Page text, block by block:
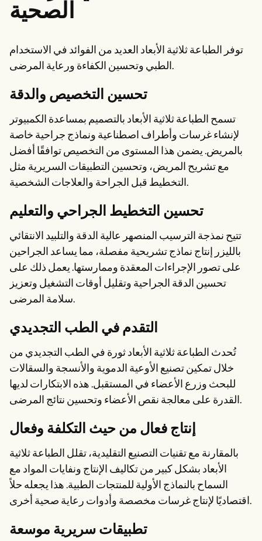
الصحية
توفر الطباعة ثلاثية الأبعاد العديد من الفوائد في الاستخدام
الطبي وتحسين الكفاءة ورعاية المرضى.
تحسين التخصيص والدقة
تسمح الطباعة ثلاثية الأبعاد بالتصميم بمساعدة الكمبيوتر
لإنشاء غرسات وأطراف اصطناعية ونماذج جراحية خاصة
بالمريض. يضمن هذا المستوى من التخصيص توافقًا أفضل
مع تشريح المريض، وتحسين التطبيقات السريرية مثل
التخطيط قبل الجراحة والعلاجات الشخصية.
تحسين التخطيط الجراحي والتعليم
تتيح نمذجة الترسيب المنصهر عالية الدقة والتلبيد الانتقائي
بالليزر إنتاج نماذج تشريحية مفصلة، مما يساعد الجراحين
على تصور الإجراءات المعقدة وممارستها. يعمل ذلك على
تحسين الدقة الجراحية وتقليل أوقات التشغيل وتعزيز
سلامة المرضى.
التقدم في الطب التجديدي
تُحدث الطباعة ثلاثية الأبعاد ثورة في الطب التجديدي من
خلال تمكين تصنيع الأوعية الدموية والأنسجة والسقالات
للبحث وزرع الأعضاء في المستقبل. هذه الابتكارات لديها
القدرة على معالجة نقص الأعضاء وتحسين نتائج المرضى.
إنتاج فعال من حيث التكلفة وفعال
بالمقارنة مع تقنيات التصنيع التقليدية، تقلل الطباعة ثلاثية
الأبعاد بشكل كبير من تكاليف الإنتاج ونفايات المواد مع
السماح بالنماذج الأولية للمنتجات الطبية. هذا يجعله حلاً
اقتصاديًا لإنتاج غرسات مخصصة وأدوات رعاية صحية أخرى.
تطبيقات سريرية موسعة